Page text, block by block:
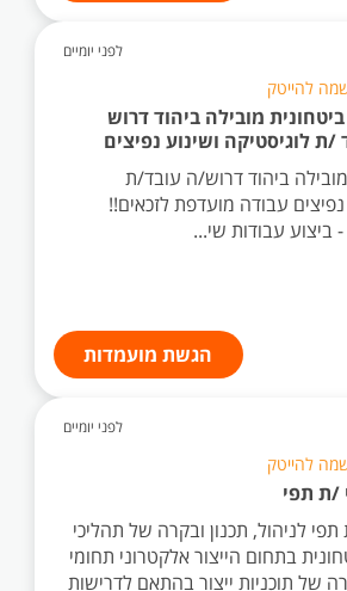
לפני יומיים
מובילה ביהוד דרוש
ת לוגיסטיקה ושינוע נפיצים
ביהוד דרוש/ה עובד/ת
נפיצים עבודה מועדפת לזכאים!!
עבודות שי...
הגשת מועמדות
לפני יומיים
/ת תפי
לניהול, תכנון ובקרה של תהליכי
בתחום הייצור אלקטרוני תחומי
של תוכניות ייצור בהתאם לדרישות